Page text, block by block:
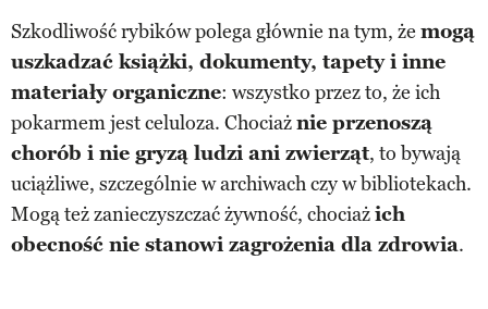
Szkodliwość rybików polega głównie na tym, że mogą
uszkadzać książki, dokumenty, tapety i inne
materiały organiczne: wszystko przez to, że ich
pokarmem jest celuloza. Chociażnie przenoszą
chorób i nie gryzą ludzi ani zwierząt, to bywają
uciążliwe, szczególnie w archiwach czy w bibliotekach.
Mogą też zanieczyszczać żywność, chociażich
obecność nie stanowi zagrożenia dla zdrowia.